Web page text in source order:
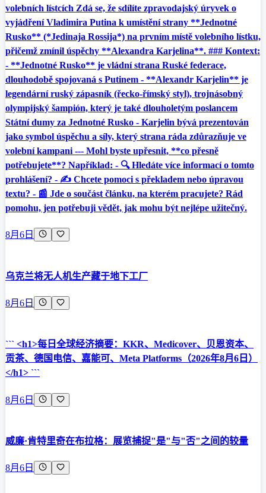
volebních lístcích Zdá se, že sdílíte zpravodajský úryvek o
vyjádření Vladimira Putina k umístění strany **Jednotné
Rusko** (*Jedinaja Rossija*) na prvním místě volebního lístku,
přičemž zmínil úspěchy **Alexandra Karjelina**. ### Kontext:
- **Jednotné Rusko** je vládní strana Ruské federace,
dlouhodobě spojovaná s Putinem - **Alexandr Karjelin** je
legendární ruský zápasník (řecko-římský styl), trojnásobný
olympijský šampión, který je také dlouholetým poslancem
Státní dumy za Jednotné Rusko - Karjelin bývá prezentován
jako symbol úspěchu a síly, který strana ráda zdůrazňuje ve
volební kampani --- Mohl byste upřesnit, **co přesně
potřebujete**? Například: - 🔍 Hledáte více informací o tomto
prohlášení? - ✍️ Chcete pomoci s překladem nebo úpravou
textu? - 📰 Jde o součást článku, na kterém pracujete? Rád
pomohu, jen potřebuji vědět, jak mohu být nejlépe užitečný.
8月6日
乌克兰将无人机生产藏于地下工厂
8月6日
``` <h1>每日全球经济摘要：KKR、Medicover、贝恩资本、
贡茶、德国电信、嘉能可、Meta Platforms（2026年8月6日）
</h1> ```
8月6日
威廉·肯特里奇在布拉格：展览捕捉"是"与"否"之间的较量
8月6日